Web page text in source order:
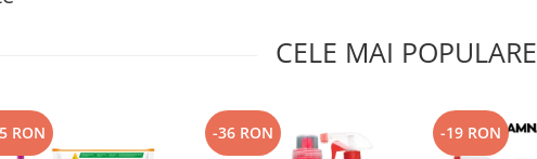
CELE MAI POPULARE
RON -36 RON -19 RON